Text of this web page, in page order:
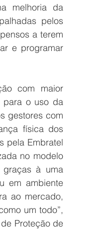
melhoria da
pelos
a terem
e programar
com maior
para o uso da
gestores com
física dos
pela Embratel
à uma
em ambiente
ao mercado,
um todo”,
Proteção de